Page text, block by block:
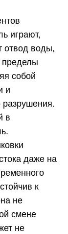
играют,
отвод воды,
пределы
собой
и
в
даже на
к
не
смене
не